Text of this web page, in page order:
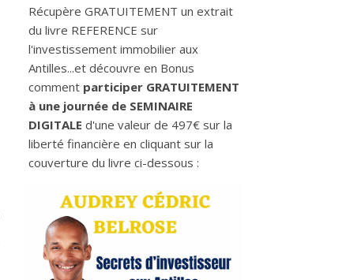
Récupère GRATUITEMENT un extrait
du livre REFERENCE sur
l'investissement immobilier aux
Antilles...et découvre en Bonus
comment participer GRATUITEMENT
à une journée de SEMINAIRE
DIGITALE d'une valeur de 497€ sur la
liberté financière en cliquant sur la
couverture du livre ci-dessous :